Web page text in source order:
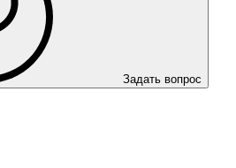
Задать вопрос